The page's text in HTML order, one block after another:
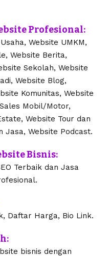
Profesional:
Website UMKM,
Website Berita,
Sekolah, Website
Website Blog,
Komunitas, Website
Mobil/Motor,
Website Tour dan
Jasa, Website Podcast.
Bisnis:
Terbaik dan Jasa
Daftar Harga, Bio Link.
bisnis dengan